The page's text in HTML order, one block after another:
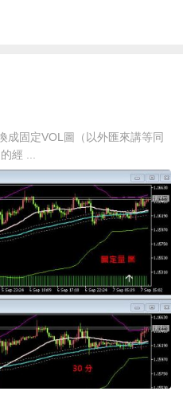
成固定VOL圖（以外匯來講等同
經 ...